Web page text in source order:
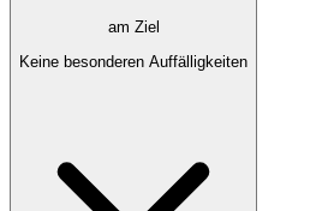
am Ziel
Keine besonderen Auffälligkeiten